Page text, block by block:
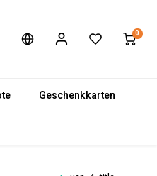
0
Geschenkkarten